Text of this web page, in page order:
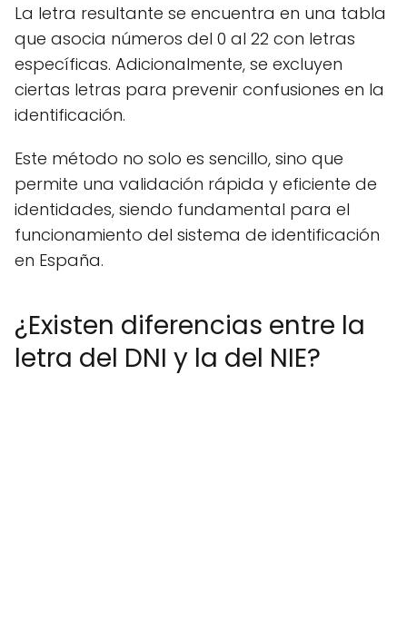
La letra resultante se encuentra en una tabla
que asocia números del 0 al 22 con letras
específicas. Adicionalmente, se excluyen
ciertas letras para prevenir confusiones en la
identificación.
Este método no solo es sencillo, sino que
permite una validación rápida y eficiente de
identidades, siendo fundamental para el
funcionamiento del sistema de identificación
en España.
¿Existen diferencias entre la
letra del DNI y la del NIE?